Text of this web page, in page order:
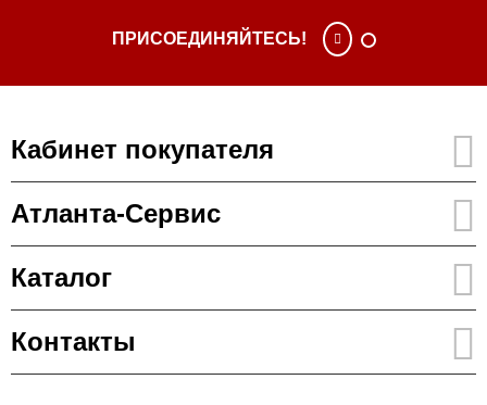
ПРИСОЕДИНЯЙТЕСЬ!
Кабинет покупателя
Атланта-Сервис
Каталог
Контакты